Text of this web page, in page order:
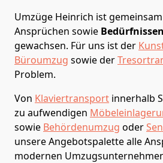
Umzüge Heinrich ist
Ansprüchen sowie Bedürfnissen
gewachsen. Für uns ist der
Büroumzug sowie der
Problem.
Von Klaviertransport innerhalb
zu aufwendigen
sowie Behördenumzug oder
unsere Angebotspalette alle
modernen